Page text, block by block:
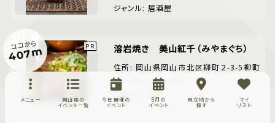
ジャンル: 居酒屋
ココから
407m 溶岩焼き 美山紅千（みやまぐち）
住所: 岡山県岡山市北区柳町２-3-5柳町
エレガンスビル104
ジャンル: 洋食
メニュー
岡山県の
イベント一覧
今日開催の
イベント
8月の
イベント
現在地から
探す
マイ
リスト